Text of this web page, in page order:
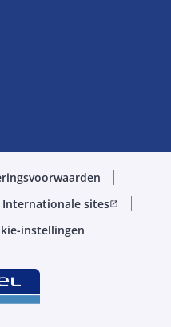
Internationale sitesopen_in_new
instellingen